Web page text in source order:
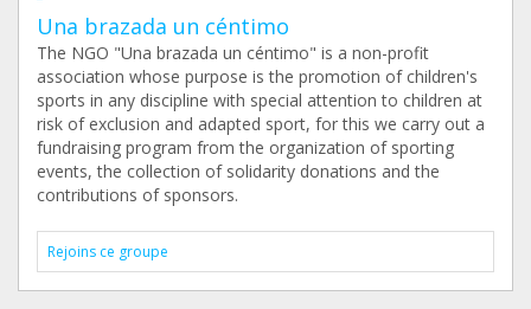
Una brazada un céntimo
The NGO "Una brazada un céntimo" is a non-profit
association whose purpose is the promotion of children's
sports in any discipline with special attention to children at
risk of exclusion and adapted sport, for this we carry out a
fundraising program from the organization of sporting
events, the collection of solidarity donations and the
contributions of sponsors.
Rejoins ce groupe